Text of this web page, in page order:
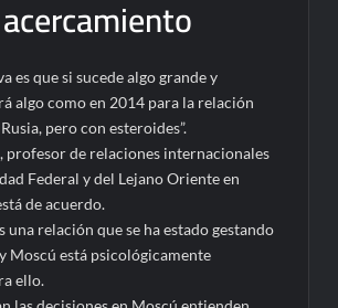
es que si sucede algo grande y
algo como en 2014 para la relación
pero con esteroides”.
profesor de relaciones internacionales
Federal y del Lejano Oriente en
de acuerdo.
una relación que se ha estado gestando
Moscú está psicológicamente
ello.